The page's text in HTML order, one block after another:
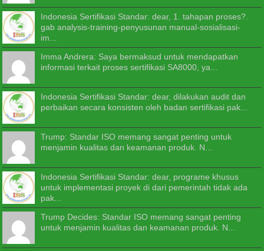
Indonesia Sertifikasi Standar: dear, 1. tahapan proses?.
gab analysis-training-penyusunan manual-sosialisasi-
im...
Imma Andrera: Saya bermaksud untuk mendapatkan
informasi terkait proses sertifikasi SA8000, ya...
Indonesia Sertifikasi Standar: dear, dilakukan audit dan
perbaikan secara konsisten oleh badan sertifikasi pak...
Trump: Standar ISO memang sangat penting untuk
menjamin kualitas dan keamanan produk. N...
Indonesia Sertifikasi Standar: dear, programe khusus
untuk implementasi proyek di dari pemerintah tidak ada
pak...
Trump Decides: Standar ISO memang sangat penting
untuk menjamin kualitas dan keamanan produk. N...